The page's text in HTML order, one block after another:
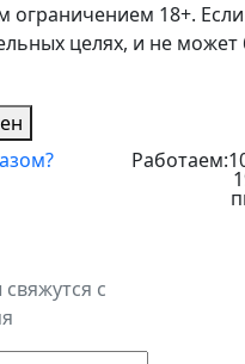
18+.
целях, и не
с
Работаем: